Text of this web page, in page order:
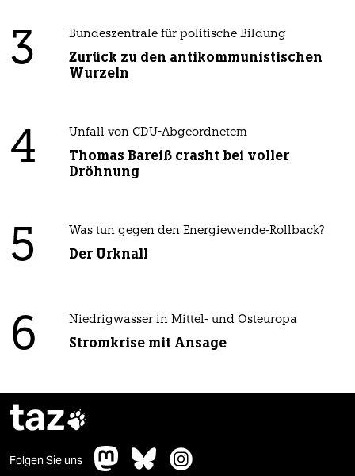
3 Bundeszentrale für politische Bildung
Zurück zu den antikommunistischen
Wurzeln
4 Unfall von CDU-Abgeordnetem
Thomas Bareiß crasht bei voller
Dröhnung
5 Was tun gegen den Energiewende-Rollback?
Der Urknall
6 Niedrigwasser in Mittel- und Osteuropa
Stromkrise mit Ansage
taz
Folgen Sie uns